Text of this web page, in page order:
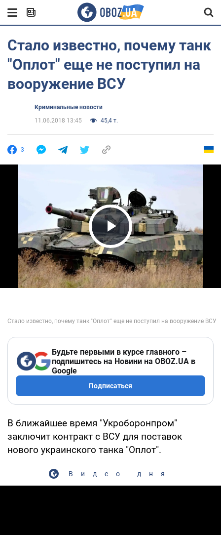
Стало известно, почему танк
"Оплот" еще не поступил на
вооружение ВСУ
Криминальные новости
11.06.2018 13:45
45,4 т.
3
Play Video
Будьте первыми в курсе главного –
подпишитесь на Новини на OBOZ.UA в
Google
Подписаться
В ближайшее время "Укроборонпром"
заключит контракт с ВСУ для поставок
нового украинского танка "Оплот".
Видео дня